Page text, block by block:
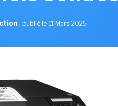
, publié le 11 Mars 2025